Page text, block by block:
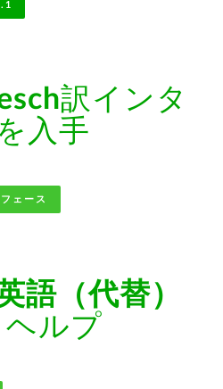
訳インタ
入手
ェース
語（代替）
ルプ